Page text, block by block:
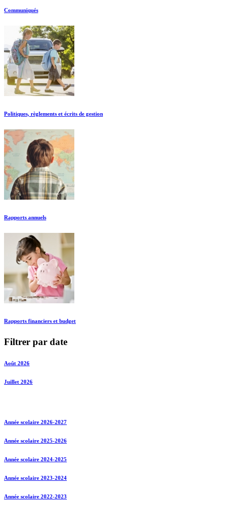
Communiqués
Politiques, règlements et écrits de gestion
Rapports annuels
Rapports financiers et budget
Filtrer par date
Août 2026
Juillet 2026
Année scolaire 2026-2027
Année scolaire 2025-2026
Année scolaire 2024-2025
Année scolaire 2023-2024
Année scolaire 2022-2023